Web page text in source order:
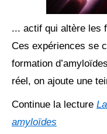
... actif qui altère les
Ces expériences se
formation
réel, on ajoute une
Continue la lecture
amyloïdes